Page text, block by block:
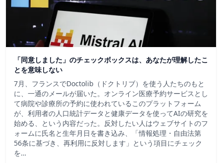
「同意しました」のチェックボックスは、あなたが理解したこ
とを意味しない
7月、フランスでDoctolib（ドクトリブ）を使う人たちのもと
に、一通のメールが届いた。オンライン医療予約サービスとし
て病院や診療所の予約に使われているこのプラットフォーム
が、利用者の人口統計データと健康データを使ってAIの研究を
始める、という内容だった。反対したい人はウェブサイトのフ
ォームに氏名と生年月日を書き込み、「情報処理・自由法第
56条に基づき、再利用に反対します」という項目にチェック
を…